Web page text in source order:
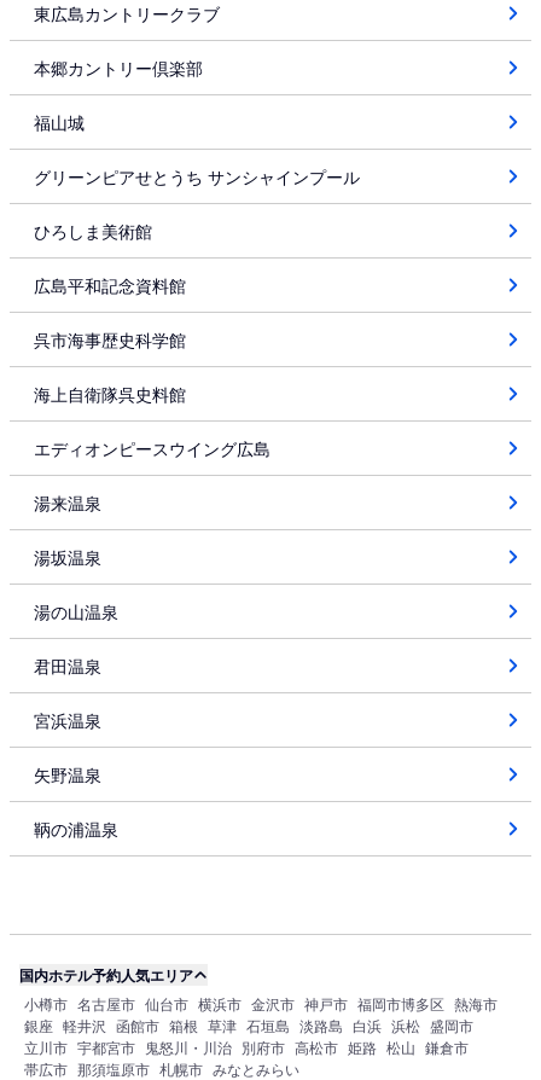
東広島カントリークラブ
本郷カントリー倶楽部
福山城
グリーンピアせとうち サンシャインプール
ひろしま美術館
広島平和記念資料館
呉市海事歴史科学館
海上自衛隊呉史料館
エディオンピースウイング広島
湯来温泉
湯坂温泉
湯の山温泉
君田温泉
宮浜温泉
矢野温泉
鞆の浦温泉
国内ホテル予約人気エリア
小樽市 名古屋市 仙台市 横浜市 金沢市 神戸市 福岡市博多区 熱海市
銀座 軽井沢 函館市 箱根 草津 石垣島 淡路島 白浜 浜松 盛岡市
立川市 宇都宮市 鬼怒川・川治 別府市 高松市 姫路 松山 鎌倉市
帯広市 那須塩原市 札幌市 みなとみらい